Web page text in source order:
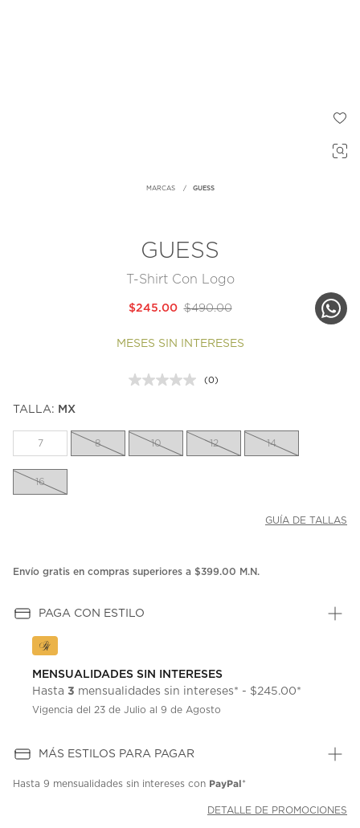
MARCAS GUESS
GUESS
T-Shirt Con Logo
$490.00
$245.00
MESES SIN INTERESES
Sin
la
misma
(0)
TALLA: MX
7 8 10 12 14
16
GUÍA DE TALLAS
Envío gratis en compras superiores a $399.00 M.N.
PAGA CON ESTILO
MENSUALIDADES SIN INTERESES
Hasta 3 mensualidades sin intereses* - $245.00*
Vigencia del 23 de Julio al 9 de Agosto
MÁS ESTILOS PARA PAGAR
Hasta 9 mensualidades sin intereses con PayPal*
DETALLE DE PROMOCIONES